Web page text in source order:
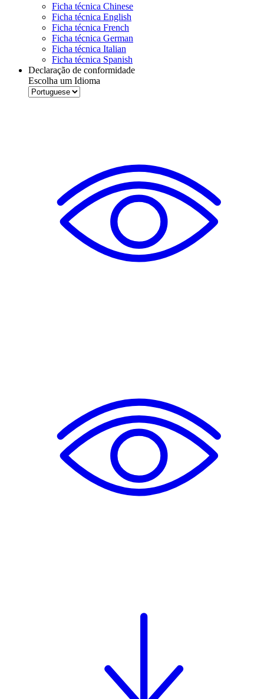
Ficha técnica Chinese
Ficha técnica English
Ficha técnica French
Ficha técnica German
Ficha técnica Italian
Ficha técnica Spanish
Declaração de conformidade
Escolha um Idioma